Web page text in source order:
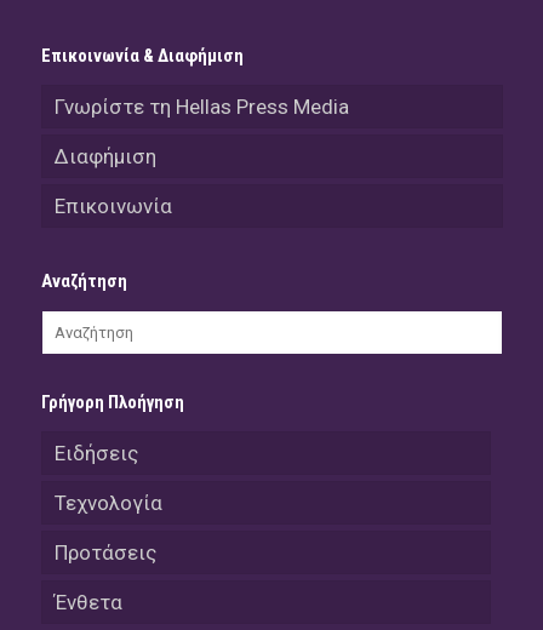
Επικοινωνία & Διαφήμιση
Γνωρίστε τη Hellas Press Media
Διαφήμιση
Επικοινωνία
Αναζήτηση
Γρήγορη Πλοήγηση
Ειδήσεις
Τεχνολογία
Προτάσεις
Ένθετα